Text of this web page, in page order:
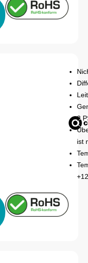
2
ist